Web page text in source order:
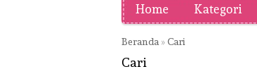
Home Kategori
Beranda » Cari
Cari